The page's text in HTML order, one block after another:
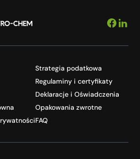
Strategia podatkowa
Regulaminy i certyfikaty
Deklaracje i Oświadczenia
Opakowania zwrotne
FAQ